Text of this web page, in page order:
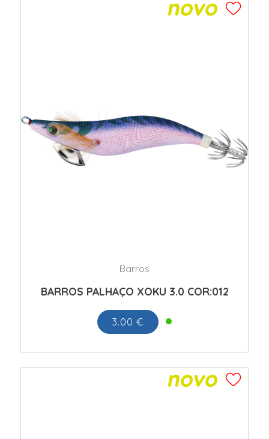
Barros
BARROS PALHAÇO XOKU 3.0 COR:012
3.00 €